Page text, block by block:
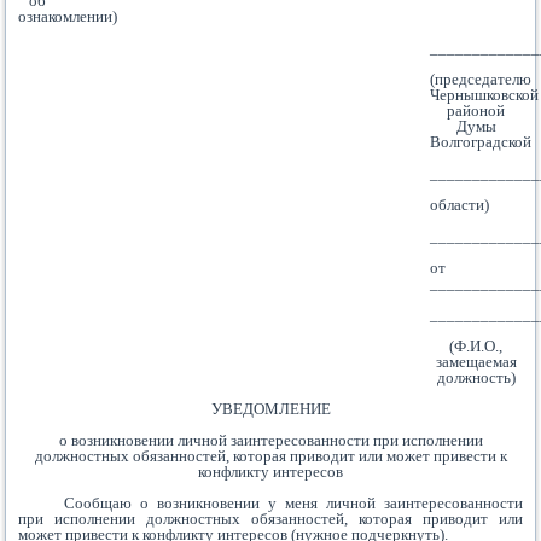
ознакомлении)
(председателю
Чернышковской
районой
Думы
Волгоградской
области)
от
(Ф.И.О.,
замещаемая
должность)
УВЕДОМЛЕНИЕ
о возникновении личной заинтересованности при исполнении
должностных обязанностей, которая приводит или может привести к
конфликту интересов
Сообщаю о возникновении у меня личной заинтересованности
при исполнении должностных обязанностей, которая приводит или
может привести к конфликту интересов (нужное подчеркнуть).